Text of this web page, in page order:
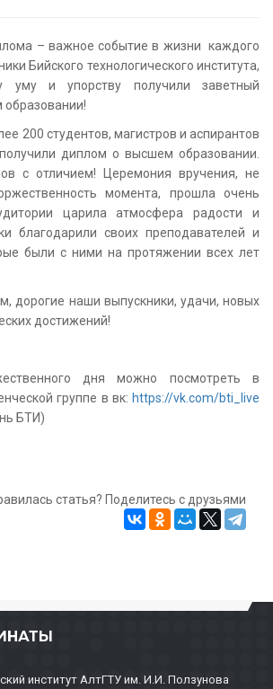
– важное событие в жизни каждого
Бийского технологического института,
уму и упорству получили заветный
200 студентов, магистров и аспирантов
диплом о высшем образовании.
с отличием! Церемония вручения, не
момента, прошла очень
царила атмосфера радости и
благодарили своих преподавателей и
были с ними на протяжении всех лет
дорогие наши выпускники, удачи, новых
достижений!
дня можно посмотреть в
группе в вк: https://vk.com/bti_live
БТИ)
статья? Поделитесь с друзьями
институт АлтГТУ им. И.И. Ползунова